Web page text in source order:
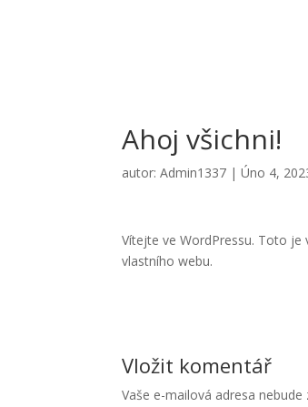
Ahoj všichni!
autor:Admin1337 |Úno 4,
Vítejte ve WordPressu. Toto
vlastního webu.
Vložit komentář
Vaše e-mailová adresa nebude